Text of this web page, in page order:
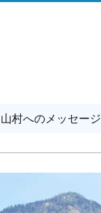
山村へのメッセージ